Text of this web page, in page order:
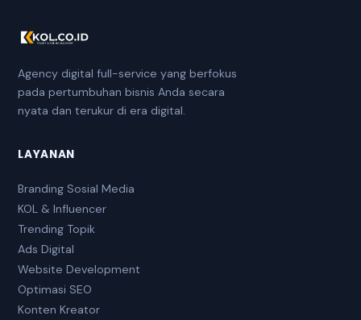
Agency digital full-service yang berfokus
pada pertumbuhan bisnis Anda secara
nyata dan terukur di era digital.
LAYANAN
Branding Sosial Media
KOL & Influencer
Trending Topik
Ads Digital
Website Development
Optimasi SEO
Konten Kreator